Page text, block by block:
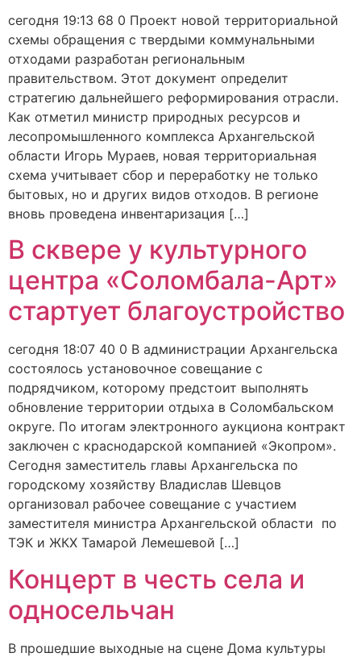
сегодня 19:13 68 0 Проект новой территориальной
схемы обращения с твердыми коммунальными
отходами разработан региональным
правительством. Этот документ определит
стратегию дальнейшего реформирования отрасли.
Как отметил министр природных ресурсов и
лесопромышленного комплекса Архангельской
области Игорь Мураев, новая территориальная
схема учитывает сбор и переработку не только
бытовых, но и других видов отходов. В регионе
вновь проведена инвентаризация […]
В сквере у культурного
центра «Соломбала-Арт»
стартует благоустройство
сегодня 18:07 40 0 В администрации Архангельска
состоялось установочное совещание с
подрядчиком, которому предстоит выполнять
обновление территории отдыха в Соломбальском
округе. По итогам электронного аукциона контракт
заключен с краснодарской компанией «Экопром».
Сегодня заместитель главы Архангельска по
городскому хозяйству Владислав Шевцов
организовал рабочее совещание с участием
заместителя министра Архангельской области по
ТЭК и ЖКХ Тамарой Лемешевой […]
Концерт в честь села и
односельчан
В прошедшие выходные на сцене Дома культуры